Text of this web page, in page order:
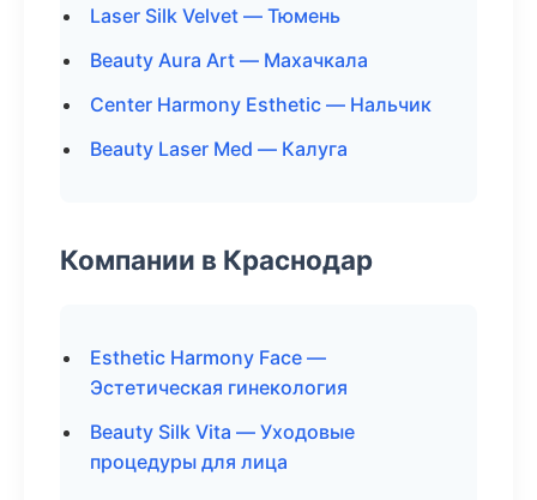
Laser Silk Velvet — Тюмень
Beauty Aura Art — Махачкала
Center Harmony Esthetic — Нальчик
Beauty Laser Med — Калуга
Компании в Краснодар
Esthetic Harmony Face —
Эстетическая гинекология
Beauty Silk Vita — Уходовые
процедуры для лица